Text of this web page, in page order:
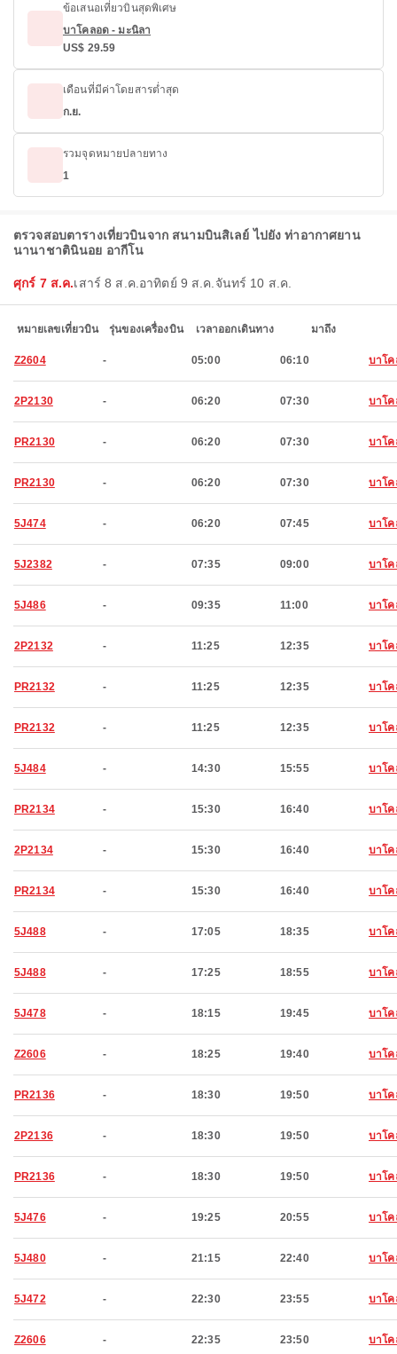
ข้อเสนอเที่ยวบินสุดพิเศษ
บาโคลอด - มะนิลา
US$ 29.59
เดือนที่มีค่าโดยสารต่ำสุด
ก.ย.
รวมจุดหมายปลายทาง
1
ตรวจสอบตารางเที่ยวบินจาก สนามบินสิเลย์ ไปยัง ท่าอากาศยาน
นานาชาตินินอย อากีโน
ศุกร์ 7 ส.ค.เสาร์ 8 ส.ค. อาทิตย์ 9 ส.ค. จันทร์ 10 ส.ค.
หมายเลขเที่ยวบิน รุ่นของเครื่องบิน เวลาออกเดินทาง มาถึง
Z2604 - 05:00 06:10 บาโ
2P2130 - 06:20 07:30 บาโ
PR2130 - 06:20 07:30 บาโ
PR2130 - 06:20 07:30 บาโ
5J474 - 06:20 07:45 บาโ
5J2382 - 07:35 09:00 บาโ
5J486 - 09:35 11:00 บาโ
2P2132 - 11:25 12:35 บาโ
PR2132 - 11:25 12:35 บาโ
PR2132 - 11:25 12:35 บาโ
5J484 - 14:30 15:55 บาโ
PR2134 - 15:30 16:40 บาโ
2P2134 - 15:30 16:40 บาโ
PR2134 - 15:30 16:40 บาโ
5J488 - 17:05 18:35 บาโ
5J488 - 17:25 18:55 บาโ
5J478 - 18:15 19:45 บาโ
Z2606 - 18:25 19:40 บาโ
PR2136 - 18:30 19:50 บาโ
2P2136 - 18:30 19:50 บาโ
PR2136 - 18:30 19:50 บาโ
5J476 - 19:25 20:55 บาโ
5J480 - 21:15 22:40 บาโ
5J472 - 22:30 23:55 บาโ
Z2606 - 22:35 23:50 บาโ